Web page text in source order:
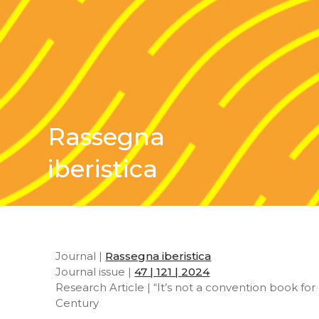
Rassegna
iberistica
Journal | Rassegna iberistica
Journal issue |47 | 121 | 2024
Research Article | “It’s not a convention book
Century